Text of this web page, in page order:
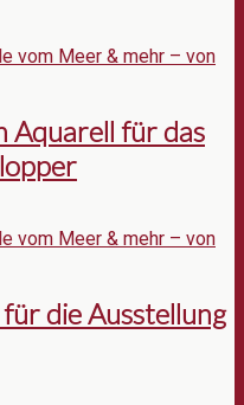
vom Meer & mehr – von
Aquarell für das
vom Meer & mehr – von
die Ausstellung